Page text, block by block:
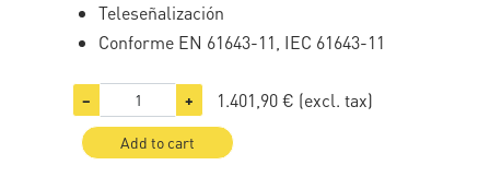
Teleseñalización
Conforme EN 61643-11, IEC 61643-11
− + 1.401,90 € (excl. tax)
Add to cart